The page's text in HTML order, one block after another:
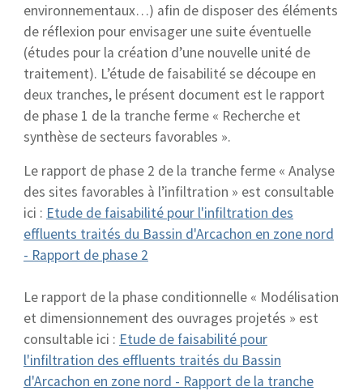
environnementaux…) afin de disposer des éléments
de réflexion pour envisager une suite éventuelle
(études pour la création d’une nouvelle unité de
traitement). L’étude de faisabilité se découpe en
deux tranches, le présent document est le rapport
de phase 1 de la tranche ferme « Recherche et
synthèse de secteurs favorables ».
Le rapport de phase 2 de la tranche ferme « Analyse
des sites favorables à l’infiltration » est consultable
ici : Etude de faisabilité pour l'infiltration des
effluents traités du Bassin d'Arcachon en zone nord
- Rapport de phase 2
Le rapport de la phase conditionnelle « Modélisation
et dimensionnement des ouvrages projetés » est
consultable ici : Etude de faisabilité pour
l'infiltration des effluents traités du Bassin
d'Arcachon en zone nord - Rapport de la tranche